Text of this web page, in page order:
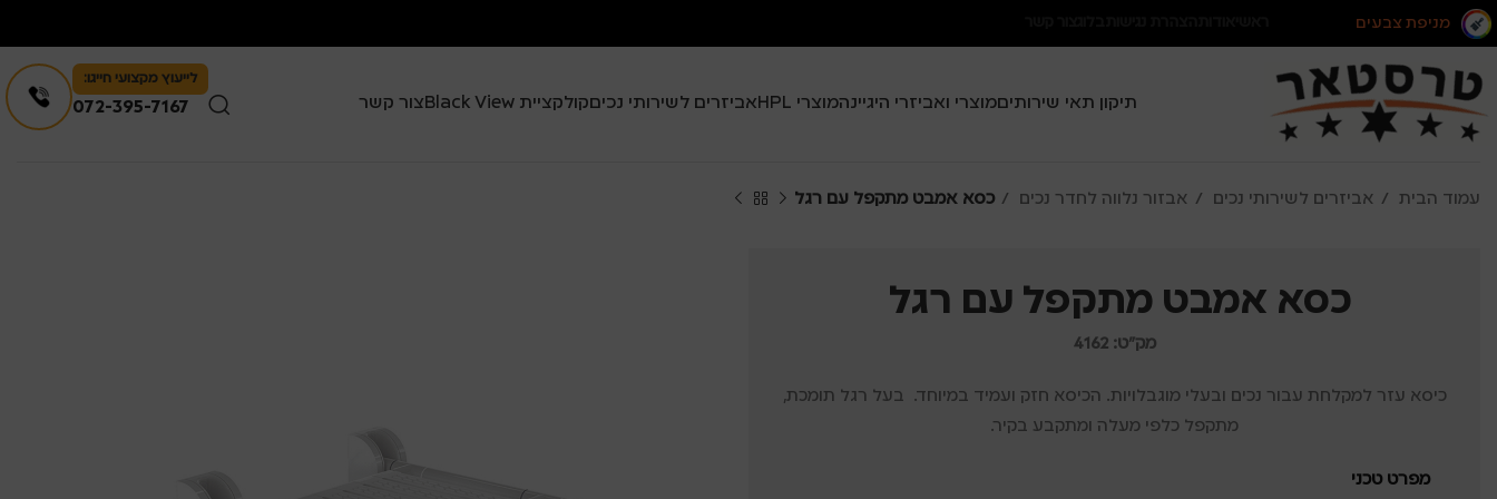
מניפת צבעים
תיקון תאי שירותיםמוצרי ואביזרי היגיינהמוצרי HPL אביזרים לשירותי נכיםקולקציית Black View צור קשר
לייעוץ מקצועי חייגו:
072-395-7167
עמוד הבית אביזרים לשירותי נכים אבזור נלווה לחדר נכים כסא אמבט מתקפל עם רגל
כסא אמבט מתקפל עם רגל
מק"ט: 4162
כיסא עזר למקלחת עבור נכים ובעלי מוגבלויות. הכיסא חזק ועמיד במיוחד. בעל רגל תומכת,
מתקפל כלפי מעלה ומתקבע בקיר.
מפרט טכני